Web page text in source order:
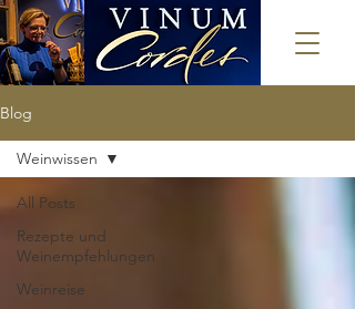
Blog
All Posts
Rezepte und
Weinempfehlungen
Weinreise
Weinwissen